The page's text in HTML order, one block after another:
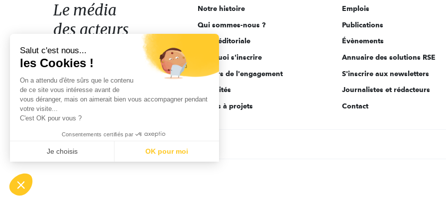
acteurs
de
l'engagement
Le média
des acteurs
de l'engagement
Notre histoire
Qui sommes-nous ?
Ligne éditoriale
Pourquoi s'inscrire
Acteurs de l'engagement
Actualités
Appels à projets
Emplois
Publications
Évènements
Annuaire des solutions RSE
S'inscrire aux newsletters
Journalistes et rédacteurs
Contact
Salut c'est nous...
les Cookies !
On a attendu d'être sûrs que le contenu
de ce site vous intéresse avant de
vous déranger, mais on aimerait bien vous accompagner pendant
votre visite...
C'est OK pour vous ?
Consentements certifiés par
Je choisis OK pour moi
Notre plateforme vous permet d'adapter et de gérer vos paramètres de confidentialité, en garantissant la conformité